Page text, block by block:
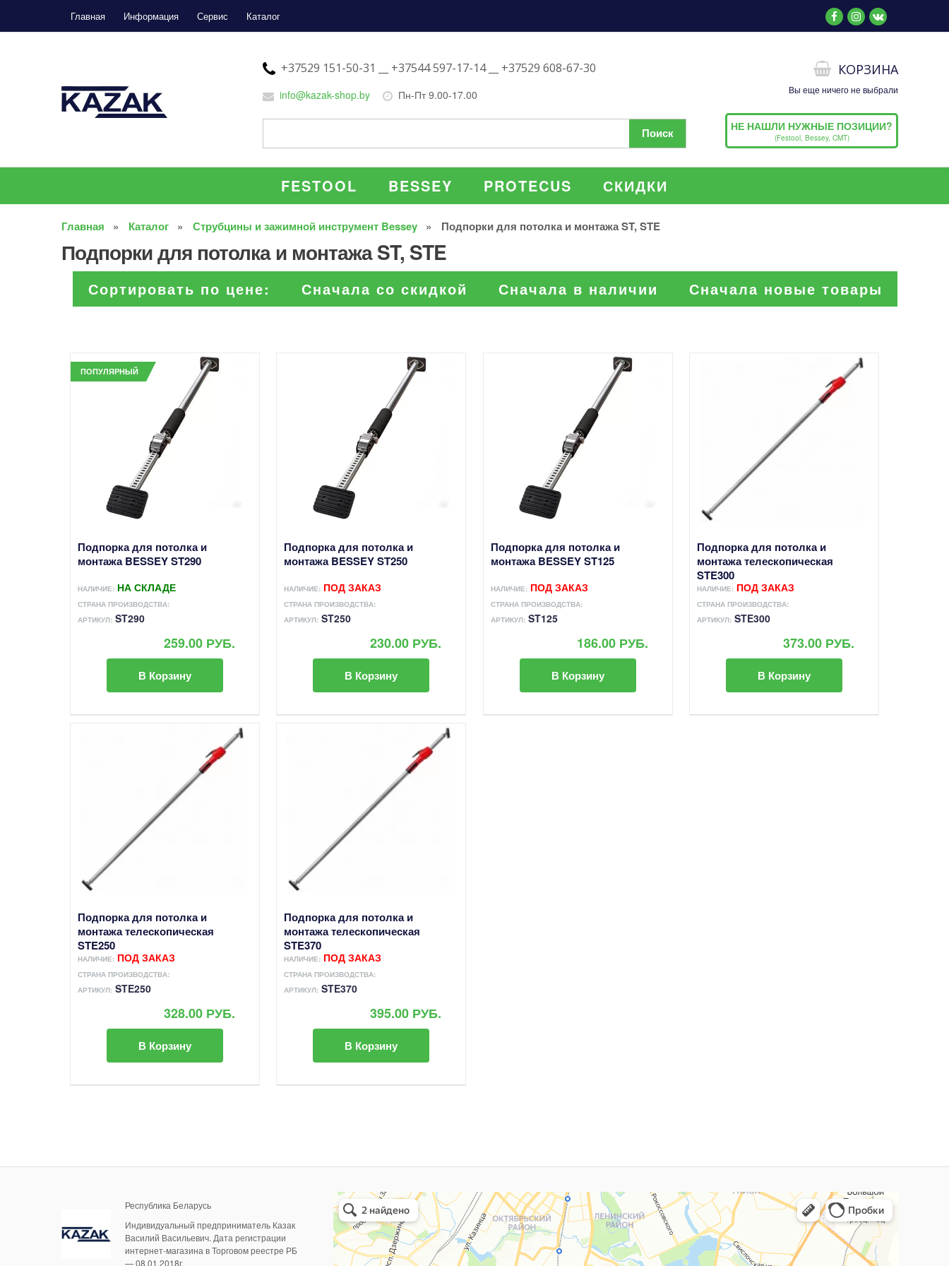
Главная Информация Сервис Каталог
+37529 151-50-31 __ +37544 597-17-14 __ +37529 608-67-30
info@kazak-shop.by Пн-Пт 9.00-17.00
КОРЗИНА
Вы еще ничего не выбрали
НЕ НАШЛИ НУЖНЫЕ ПОЗИЦИИ?
(Festool, Bessey, CMT)
FESTOOL BESSEY PROTECUS СКИДКИ
Главная Каталог Струбцины и зажимной инструмент Bessey Подпорки для потолка и монтажа ST, STE
Подпорки для потолка и монтажа ST, STE
Сортировать по цене: Сначала со скидкой Сначала в наличии Сначала новые товары
ПОПУЛЯРНЫЙ
Подпорка для потолка и
монтажа BESSEY ST290
НАЛИЧИЕ: НА СКЛАДЕ
СТРАНА ПРОИЗВОДСТВА:
АРТИКУЛ:ST290
259.00 РУБ.
В Корзину
Подпорка для потолка и
монтажа BESSEY ST250
НАЛИЧИЕ: ПОД ЗАКАЗ
СТРАНА ПРОИЗВОДСТВА:
АРТИКУЛ: ST250
230.00 РУБ.
В Корзину
Подпорка для потолка и
монтажа BESSEY ST125
НАЛИЧИЕ: ПОД ЗАКАЗ
СТРАНА ПРОИЗВОДСТВА:
АРТИКУЛ:ST125
186.00 РУБ.
В Корзину
Подпорка для потолка и
монтажа телескопическая
STE300
НАЛИЧИЕ: ПОД ЗАКАЗ
СТРАНА ПРОИЗВОДСТВА:
АРТИКУЛ: STE300
373.00 РУБ.
В Корзину
Подпорка для потолка и
монтажа телескопическая
STE250
НАЛИЧИЕ: ПОД ЗАКАЗ
СТРАНА ПРОИЗВОДСТВА:
АРТИКУЛ:STE250
328.00 РУБ.
В Корзину
Подпорка для потолка и
монтажа телескопическая
STE370
НАЛИЧИЕ: ПОД ЗАКАЗ
СТРАНА ПРОИЗВОДСТВА:
АРТИКУЛ: STE370
395.00 РУБ.
В Корзину
Республика Беларусь
Индивидуальный предприниматель Казак
Василий Васильевич. Дата регистрации
интернет-магазина в Торговом реестре РБ
— 08.01.2018г.